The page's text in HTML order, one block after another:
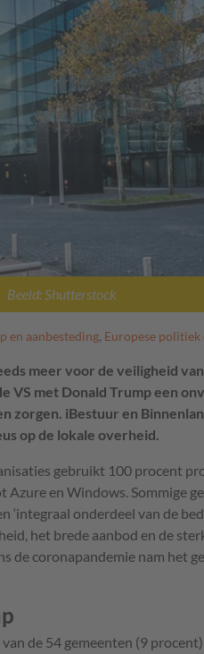
Beeld: Shutterstock
en aanbesteding, Europese politiek
meer voor de veiligheid
VS met Donald Trump een
zorgen. iBestuur en
op de lokale overheid.
gebruikt 100 procent
Azure en Windows. Sommige
‘integraal onderdeel van de
het brede aanbod en de
de coronapandemie nam het
de 54 gemeenten (9